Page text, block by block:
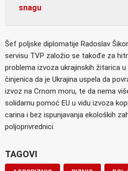
snagu
Šef poljske diplomatije Radoslav
servisu TVP založio se takođe za
problema izvoza ukrajinskih žitarica
činjenica da je Ukrajina uspela da
izvoz na Crnom moru, te da nema
solidarnu pomoć EU u vidu izvoza
carina i bez ispunjavanja ekoloških
poljoprivrednici.
TAGOVI